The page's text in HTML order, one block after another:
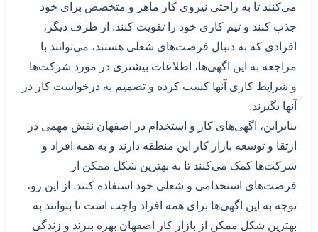
می‌کنند تا به راحتی نیروی کار ماهر و متخصص برای خود
جذب کنند و تیم کاری خود را تقویت کنند. از طرف دیگر،
افرادی که به دنبال فرصت‌های شغلی هستند، می‌توانند با
مراجعه به این اگهی‌ها، اطلاعات بیشتری در مورد شرکت‌ها
و شرایط کاری آنها کسب کرده و تصمیم به درخواست کار در
آنها بگیرند.
بنابراین، اگهی‌های کار و استخدام در اصفهان نقش مهمی در
ارتقا و توسعه بازار کار این منطقه دارند و به همه افراد و
شرکت‌ها کمک می‌کنند تا به بهترین شکل ممکن از
فرصت‌های استخدامی و شغلی خود استفاده کنند. از این رو،
توجه به این اگهی‌ها برای همه افراد واجب است تا بتوانند به
بهترین شکل ممکن از بازار کار اصفهان بهره ببرند و زندگی